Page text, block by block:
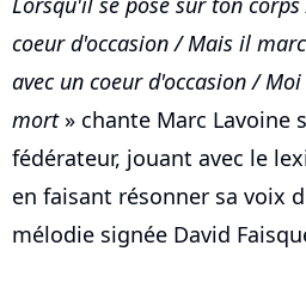
coeur d'occasion / Mais il
avec un coeur d'occasion /
mort» chante Marc Lavoine
fédérateur, jouant avec le
en faisant résonner sa voix
mélodie signée David